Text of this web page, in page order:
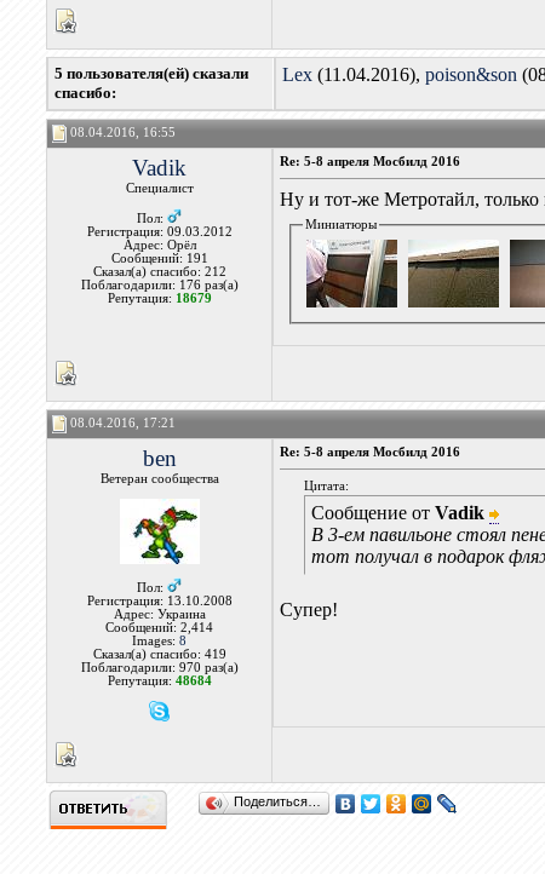
5 пользователя(ей) сказали
cпасибо:
Lex (11.04.2016),poison&son
08.04.2016, 16:55
Vadik
Специалист
Пол:
Регистрация: 09.03.2012
Адрес: Орёл
Сообщений: 191
Сказал(а) спасибо: 212
Поблагодарили: 176 раз(а)
Репутация: 18679
Re: 5-8 апреля Мосбилд 2016
Ну и тот-же Метротайл, только
Миниатюры
08.04.2016, 17:21
ben
Ветеран сообщества
Пол:
Регистрация: 13.10.2008
Адрес: Украина
Сообщений: 2,414
Images:8
Сказал(а) спасибо: 419
Поблагодарили: 970 раз(а)
Репутация: 48684
Re: 5-8 апреля Мосбилд 2016
Цитата:
Сообщение отVadik
В 3-ем павильоне стоял
тот получал в подарок
Супер!
Поделиться…